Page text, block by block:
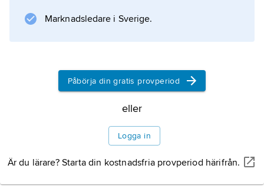
Marknadsledare i Sverige.
Påbörja din gratis provperiod
eller
Logga in
Är du lärare? Starta din kostnadsfria provperiod härifrån.